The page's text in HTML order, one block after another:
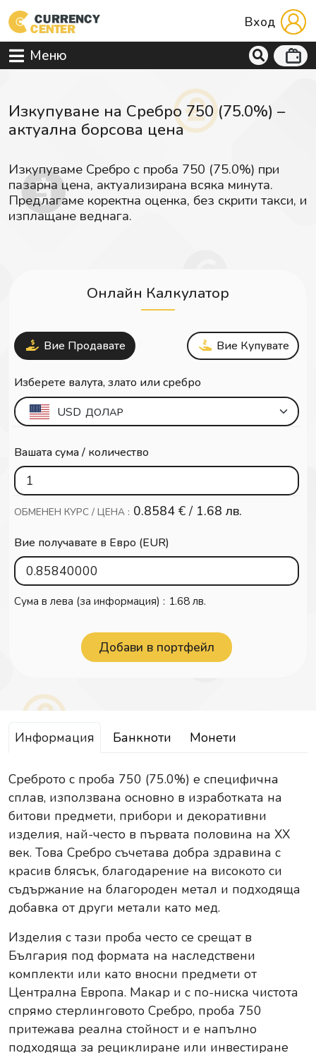
Вход
Меню
Изкупуване на Сребро 750 (75.0%) –
актуална борсова цена
Изкупуваме Сребро с проба 750 (75.0%) при
пазарна цена, актуализирана всяка минута.
Предлагаме коректна оценка, без скрити такси, и
изплащане веднага.
Онлайн Калкулатор
Вие Продавате Вие Купувате
Изберете валута, злато или сребро
USD ДОЛАР
Вашата сума / количество
ОБМЕНЕН КУРС / ЦЕНА : 0.8584 € / 1.68 лв.
Вие получавате в Евро (EUR)
Сума в лева (за информация) : 1.68 лв.
Информация Банкноти Монети
Среброто с проба 750 (75.0%) е специфична
сплав, използвана основно в изработката на
битови предмети, прибори и декоративни
изделия, най-често в първата половина на XX
век. Това Сребро съчетава добра здравина с
красив блясък, благодарение на високото си
съдържание на благороден метал и подходяща
добавка от други метали като мед.
Изделия с тази проба често се срещат в
България под формата на наследствени
комплекти или като вносни предмети от
Централна Европа. Макар и с по-ниска чистота
спрямо стерлинговото Сребро, проба 750
притежава реална стойност и е напълно
подходяща за рециклиране или инвестиране